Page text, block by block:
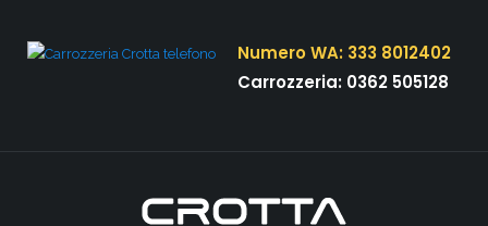
Numero WA: 333 8012402
Carrozzeria: 0362 505128